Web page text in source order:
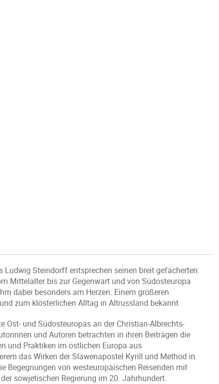
Steindorff entsprechen seinen breit gefächerten
Mittelalter bis zur Gegenwart und von Südosteuropa
dabei besonders am Herzen. Einem größeren
zum klösterlichen Alltag in Altrussland bekannt.
und Südosteuropas an der Christian-Albrechts-
und Autoren betrachten in ihren Beiträgen die
und Praktiken im östlichen Europa aus
das Wirken der Slawenapostel Kyrill und Method in
Begegnungen von westeuropäischen Reisenden mit
sowjetischen Regierung im 20. Jahrhundert.